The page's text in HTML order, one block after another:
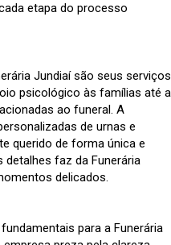
etapa do processo
Jundiaí são seus serviços
psicológico às famílias até a
ao funeral. A
de urnas e
querido de forma única e
detalhes faz da Funerária
delicados.
para a Funerária